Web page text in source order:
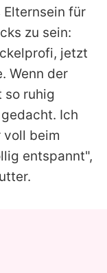
für
zu sein:
jetzt
Wenn der
so ruhig
Ich
voll beim
entspannt",